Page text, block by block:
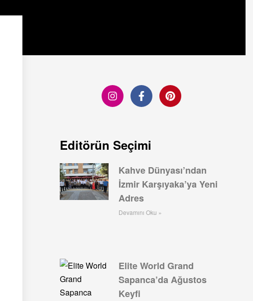
Editörün Seçimi
Kahve Dünyası’ndan
İzmir Karşıyaka’ya Yeni
Adres
Devamını Oku »
Elite World Grand
Sapanca’da Ağustos
Keyfi